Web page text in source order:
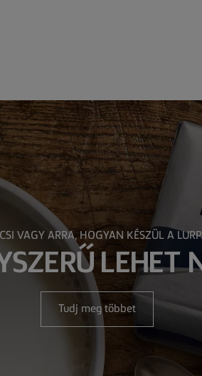
VAGY ARRA, HOGYAN KÉSZÜL A
LEHET
Tudj meg többet